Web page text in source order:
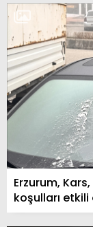
Erzurum,
koşulları etkili